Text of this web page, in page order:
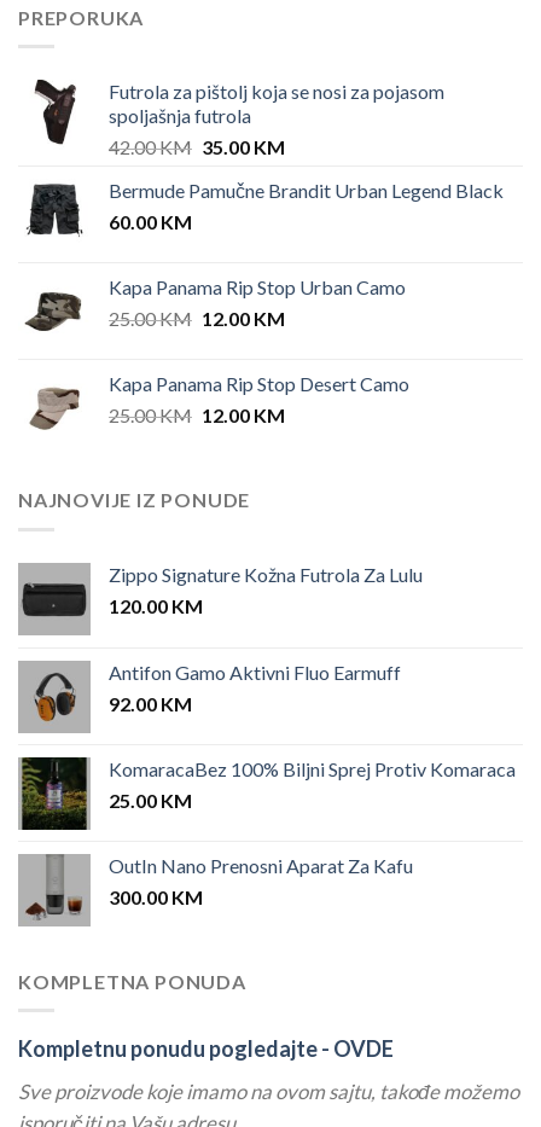
PREPORUKA
Futrola za pištolj koja se nosi za pojasom
spoljašnja futrola
42.00KM Original
was:
35.00 KMCurrent
is:
Bermude Pamučne Brandit Urban Legend Black
60.00 KM
Kapa Panama Rip Stop Urban Camo
25.00KM Original
25.00 KM.
12.00 KMCurrent
12.00 KM.
Kapa Panama Rip Stop Desert Camo
25.00KM Original
25.00 KM.
12.00 KMCurrent
NAJNOVIJE IZ PONUDE
Zippo Signature Kožna Futrola Za Lulu
120.00 KM
Antifon Gamo Aktivni Fluo Earmuff
92.00 KM
KomaracaBez 100% Biljni Sprej Protiv Komaraca
25.00 KM
OutIn Nano Prenosni Aparat Za Kafu
300.00 KM
KOMPLETNA PONUDA
Kompletnu ponudu pogledajte - OVDE
Sve proizvode koje imamo na ovom sajtu, takođe možemo